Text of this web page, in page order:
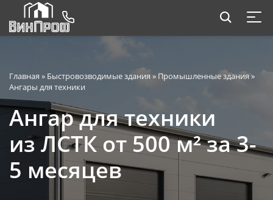
Главная » Быстровозводимые здания » Промышленные здания»
Ангары для техники
Ангар для техники
из ЛСТК от 500 м² за 3-
5 месяцев